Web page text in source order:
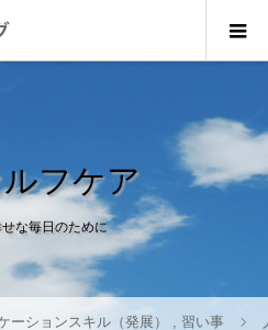
フケア
な毎日のために
ーションスキル（発展） , 習い事